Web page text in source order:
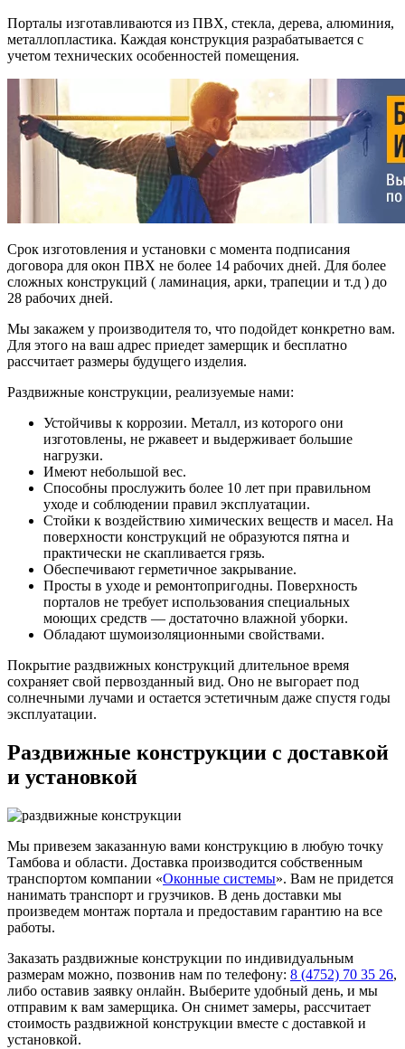
Порталы изготавливаются из ПВХ, стекла, дерева, алюминия,
металлопластика. Каждая конструкция разрабатывается с
учетом технических особенностей помещения.
Срок изготовления и установки с момента подписания
договора для окон ПВХ не более 14 рабочих дней. Для более
сложных конструкций ( ламинация, арки, трапеции и т.д ) до
28 рабочих дней.
Мы закажем у производителя то, что подойдет конкретно вам.
Для этого на ваш адрес приедет замерщик и бесплатно
рассчитает размеры будущего изделия.
Раздвижные конструкции, реализуемые нами:
Устойчивы к коррозии. Металл, из которого они
изготовлены, не ржавеет и выдерживает большие
нагрузки.
Имеют небольшой вес.
Способны прослужить более 10 лет при правильном
уходе и соблюдении правил эксплуатации.
Стойки к воздействию химических веществ и масел. На
поверхности конструкций не образуются пятна и
практически не скапливается грязь.
Обеспечивают герметичное закрывание.
Просты в уходе и ремонтопригодны. Поверхность
порталов не требует использования специальных
моющих средств — достаточно влажной уборки.
Обладают шумоизоляционными свойствами.
Покрытие раздвижных конструкций длительное время
сохраняет свой первозданный вид. Оно не выгорает под
солнечными лучами и остается эстетичным даже спустя годы
эксплуатации.
Раздвижные конструкции с доставкой
и установкой
Мы привезем заказанную вами конструкцию в любую точку
Тамбова и области. Доставка производится собственным
транспортом компании «Оконные системы». Вам не придется
нанимать транспорт и грузчиков. В день доставки мы
произведем монтаж портала и предоставим гарантию на все
работы.
Заказать раздвижные конструкции по индивидуальным
размерам можно, позвонив нам по телефону: 8 (4752) 70 35 26,
либо оставив заявку онлайн. Выберите удобный день, и мы
отправим к вам замерщика. Он снимет замеры, рассчитает
стоимость раздвижной конструкции вместе с доставкой и
установкой.